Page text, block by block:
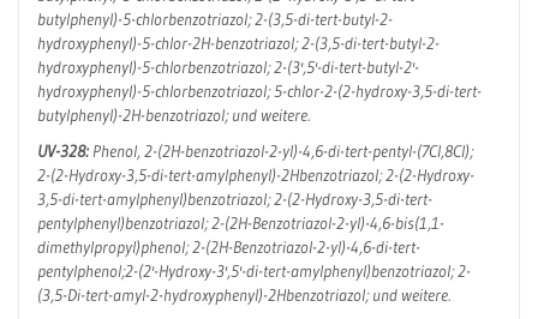
butylphenyl)-5-chlorbenzotriazol; 2-(3,5-di-tert-butyl-2-
hydroxyphenyl)-5-chlor-2H-benzotriazol; 2-(3,5-di-tert-butyl-2-
hydroxyphenyl)-5-chlorbenzotriazol; 2-(3',5'-di-tert-butyl-2'-
hydroxyphenyl)-5-chlorbenzotriazol; 5-chlor-2-(2-hydroxy-3,5-di-tert-
butylphenyl)-2H-benzotriazol; und weitere.
UV-328: Phenol, 2-(2H-benzotriazol-2-yl)-4,6-di-tert-pentyl-(7CI,8CI);
2-(2-Hydroxy-3,5-di-tert-amylphenyl)-2Hbenzotriazol; 2-(2-Hydroxy-
3,5-di-tert-amylphenyl)benzotriazol; 2-(2-Hydroxy-3,5-di-tert-
pentylphenyl)benzotriazol; 2-(2H-Benzotriazol-2-yl)-4,6-bis(1,1-
dimethylpropyl)phenol; 2-(2H-Benzotriazol-2-yl)-4,6-di-tert-
pentylphenol;2-(2'-Hydroxy-3',5'-di-tert-amylphenyl)benzotriazol; 2-
(3,5-Di-tert-amyl-2-hydroxyphenyl)-2Hbenzotriazol; und weitere.